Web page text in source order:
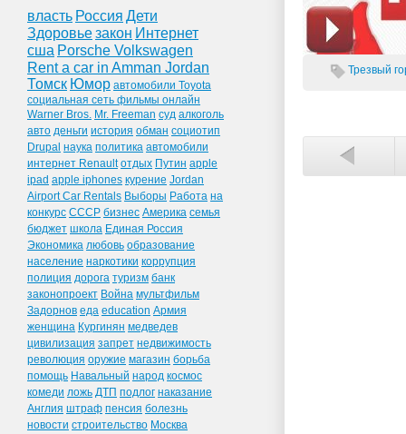
власть Россия Дети
Здоровьезакон Интернет
сша Porsche Volkswagen
Rent a car in Amman Jordan
Томск Юмор автомобили Toyota
социальная сеть фильмы онлайн
Warner Bros. Mr. Freeman суд алкоголь
авто деньги история обман социотип
Drupal наука политика автомобили
интернет Renault отдых Путин apple
ipad apple iphones курение Jordan
Airport Car Rentals Выборы Работа на
конкурс СССР бизнес Америка семья
бюджет школа Единая Россия
Экономика любовь образование
население наркотики коррупция
полиция дорога туризм банк
законопроект Война мультфильм
Задорнов еда education Армия
женщина Кургинян медведев
цивилизация запрет недвижимость
революция оружие магазин борьба
помощь Навальный народ космос
комеди ложь ДТП подлог наказание
Англия штраф пенсия болезнь
новости строительство Москва
Трезвый